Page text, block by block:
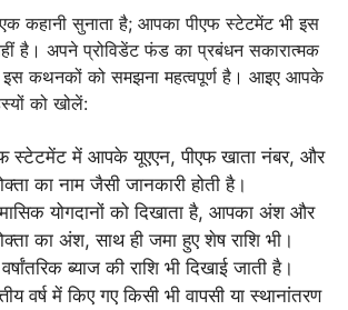
एक कहानी सुनाता है; आपका पीएफ स्टेटमेंट भी इस
है। अपने प्रोविडेंट फंड का प्रबंधन सकारात्मक
कथनकों को समझना महत्वपूर्ण है। आइए आपके
को खोलें:
स्टेटमेंट में आपके यूएएन, पीएफ खाता नंबर, और
का नाम जैसी जानकारी होती है।
योगदानों को दिखाता है, आपका अंश और
का अंश, साथ ही जमा हुए शेष राशि भी।
ब्याज की राशि भी दिखाई जाती है।
वर्ष में किए गए किसी भी वापसी या स्थानांतरण